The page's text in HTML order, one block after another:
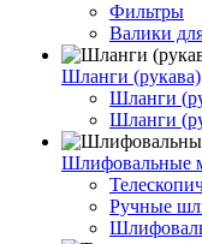
Фильтры
Валики
Шланги (рукава)
Шланги
Шланги
Шлифовальные
Ручные